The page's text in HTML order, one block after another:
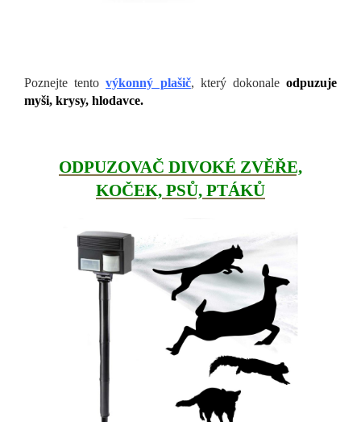
Poznejte tentovýkonný plašič, který dokonaleodpuzuje
myši, krysy, hlodavce.
ODPUZOVAČ DIVOKÉ ZVĚŘE,
KOČEK, PSŮ, PTÁKŮ